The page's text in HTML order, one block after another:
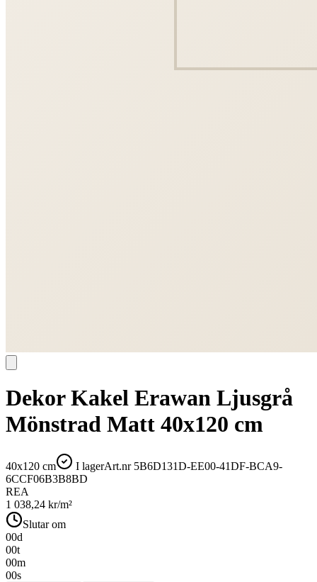
Dekor Kakel Erawan Ljusgrå
Mönstrad Matt 40x120 cm
40x120 cm I lagerArt.nr 5B6D131D-EE00-41DF-BCA9-
6CCF06B3B8BD
REA
1 038,24 kr/m²
Slutar om
00d
00t
00m
00s